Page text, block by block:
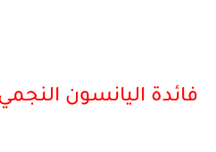
فائدة اليانسون